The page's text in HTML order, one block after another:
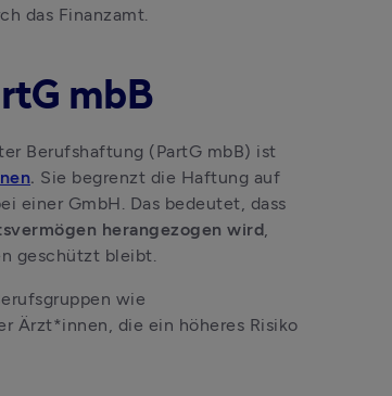
das Finanzamt.
mbB
Berufshaftung (PartG mbB) ist
. Sie begrenzt die Haftung auf
herangezogen wird,
geschützt bleibt.
wie
Ärzt*innen, die ein höheres Risiko